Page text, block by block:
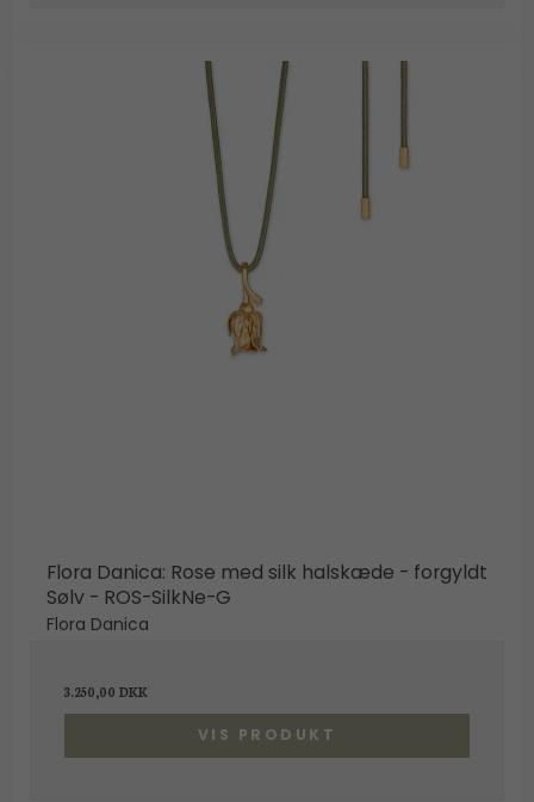
Flora Danica: Rose med silk halskæde - forgyldt
Sølv - ROS-SilkNe-G
Flora Danica
3.250,00 DKK
VIS PRODUKT